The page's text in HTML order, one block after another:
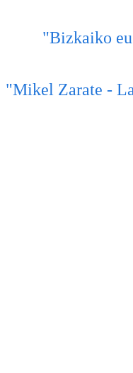
"Bizkaiko
"Mikel Zarate -